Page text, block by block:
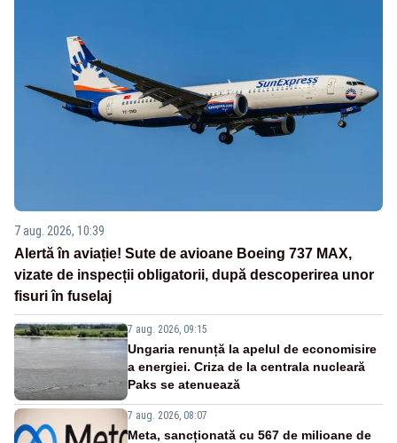
7 aug. 2026, 10:39
Alertă în aviație! Sute de avioane Boeing 737 MAX,
vizate de inspecții obligatorii, după descoperirea unor
fisuri în fuselaj
7 aug. 2026, 09:15
Ungaria renunță la apelul de economisire
a energiei. Criza de la centrala nucleară
Paks se atenuează
7 aug. 2026, 08:07
Meta, sancționată cu 567 de milioane de